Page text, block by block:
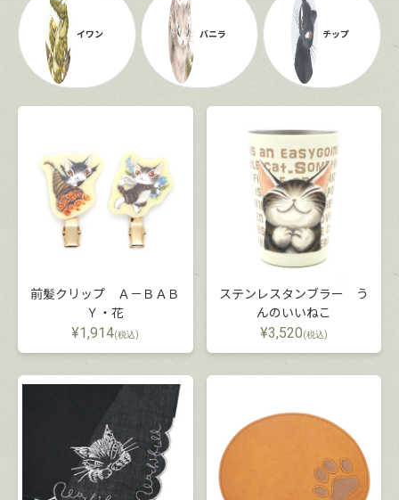
イワン バニラ チップ
前髪クリップ Ａ－ＢＡＢ
Ｙ・花
¥1,914(税込)
ステンレスタンブラー う
んのいいねこ
¥3,520(税込)